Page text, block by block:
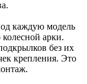
каждую модель
арки.
без их
крепления. Это